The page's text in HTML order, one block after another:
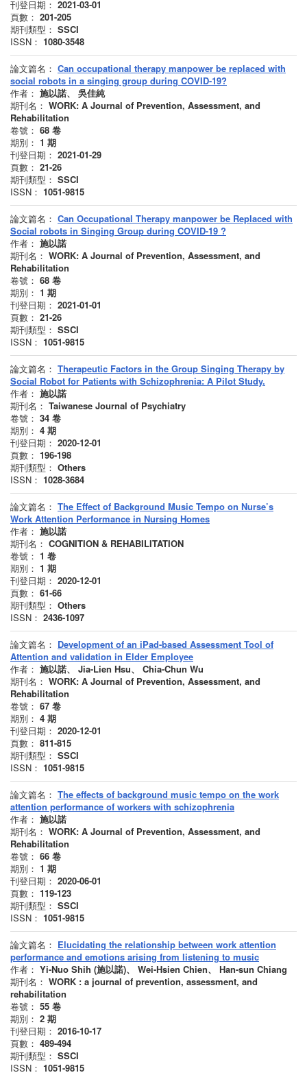
刊登日期： 2021-03-01
頁數： 201-205
期刊類型： SSCI
ISSN： 1080-3548
論文篇名： Can occupational therapy manpower be replaced with
social robots in a singing group during COVID-19?
作者： 施以諾、 吳佳純
期刊名： WORK: A Journal of Prevention, Assessment, and
Rehabilitation
卷號： 68 卷
期別： 1 期
刊登日期： 2021-01-29
頁數： 21-26
期刊類型： SSCI
ISSN： 1051-9815
論文篇名： Can Occupational Therapy manpower be Replaced with
Social robots in Singing Group during COVID-19 ?
作者： 施以諾
期刊名： WORK: A Journal of Prevention, Assessment, and
Rehabilitation
卷號： 68 卷
期別： 1 期
刊登日期： 2021-01-01
頁數： 21-26
期刊類型： SSCI
ISSN： 1051-9815
論文篇名： Therapeutic Factors in the Group Singing Therapy by
Social Robot for Patients with Schizophrenia: A Pilot Study.
作者： 施以諾
期刊名： Taiwanese Journal of Psychiatry
卷號： 34 卷
期別： 4 期
刊登日期： 2020-12-01
頁數： 196-198
期刊類型： Others
ISSN： 1028-3684
論文篇名： The Effect of Background Music Tempo on Nurse’s
Work Attention Performance in Nursing Homes
作者： 施以諾
期刊名： COGNITION & REHABILITATION
卷號： 1 卷
期別： 1 期
刊登日期： 2020-12-01
頁數： 61-66
期刊類型： Others
ISSN： 2436-1097
論文篇名： Development of an iPad-based Assessment Tool of
Attention and validation in Elder Employee
作者： 施以諾、 Jia-Lien Hsu、 Chia-Chun Wu
期刊名： WORK: A Journal of Prevention, Assessment, and
Rehabilitation
卷號： 67 卷
期別： 4 期
刊登日期： 2020-12-01
頁數： 811-815
期刊類型： SSCI
ISSN： 1051-9815
論文篇名： The effects of background music tempo on the work
attention performance of workers with schizophrenia
作者： 施以諾
期刊名： WORK: A Journal of Prevention, Assessment, and
Rehabilitation
卷號： 66 卷
期別： 1 期
刊登日期： 2020-06-01
頁數： 119-123
期刊類型： SSCI
ISSN： 1051-9815
論文篇名： Elucidating the relationship between work attention
performance and emotions arising from listening to music
作者： Yi-Nuo Shih (施以諾)、 Wei-Hsien Chien、 Han-sun Chiang
期刊名： WORK : a journal of prevention, assessment, and
rehabilitation
卷號： 55 卷
期別： 2 期
刊登日期： 2016-10-17
頁數： 489-494
期刊類型： SSCI
ISSN： 1051-9815